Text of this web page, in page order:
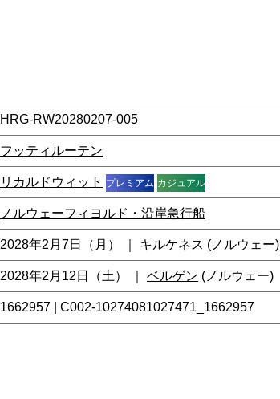
HRG-RW20280207-005
フッティルーテン
リカルドウィット プレミアム カジュアル
ノルウェーフィヨルド・沿岸急行船
2028年2月7日（月） ｜ キルケネス (ノルウェー)
2028年2月12日（土） ｜ ベルゲン (ノルウェー)
1662957 | C002-10274081027471_1662957